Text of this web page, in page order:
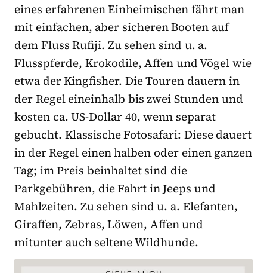
eines erfahrenen Einheimischen fährt man
mit einfachen, aber sicheren Booten auf
dem Fluss Rufiji. Zu sehen sind u. a.
Flusspferde, Krokodile, Affen und Vögel wie
etwa der Kingfisher. Die Touren dauern in
der Regel eineinhalb bis zwei Stunden und
kosten ca. US-Dollar 40, wenn separat
gebucht. Klassische Fotosafari: Diese dauert
in der Regel einen halben oder einen ganzen
Tag; im Preis beinhaltet sind die
Parkgebühren, die Fahrt in Jeeps und
Mahlzeiten. Zu sehen sind u. a. Elefanten,
Giraffen, Zebras, Löwen, Affen und
mitunter auch seltene Wildhunde.